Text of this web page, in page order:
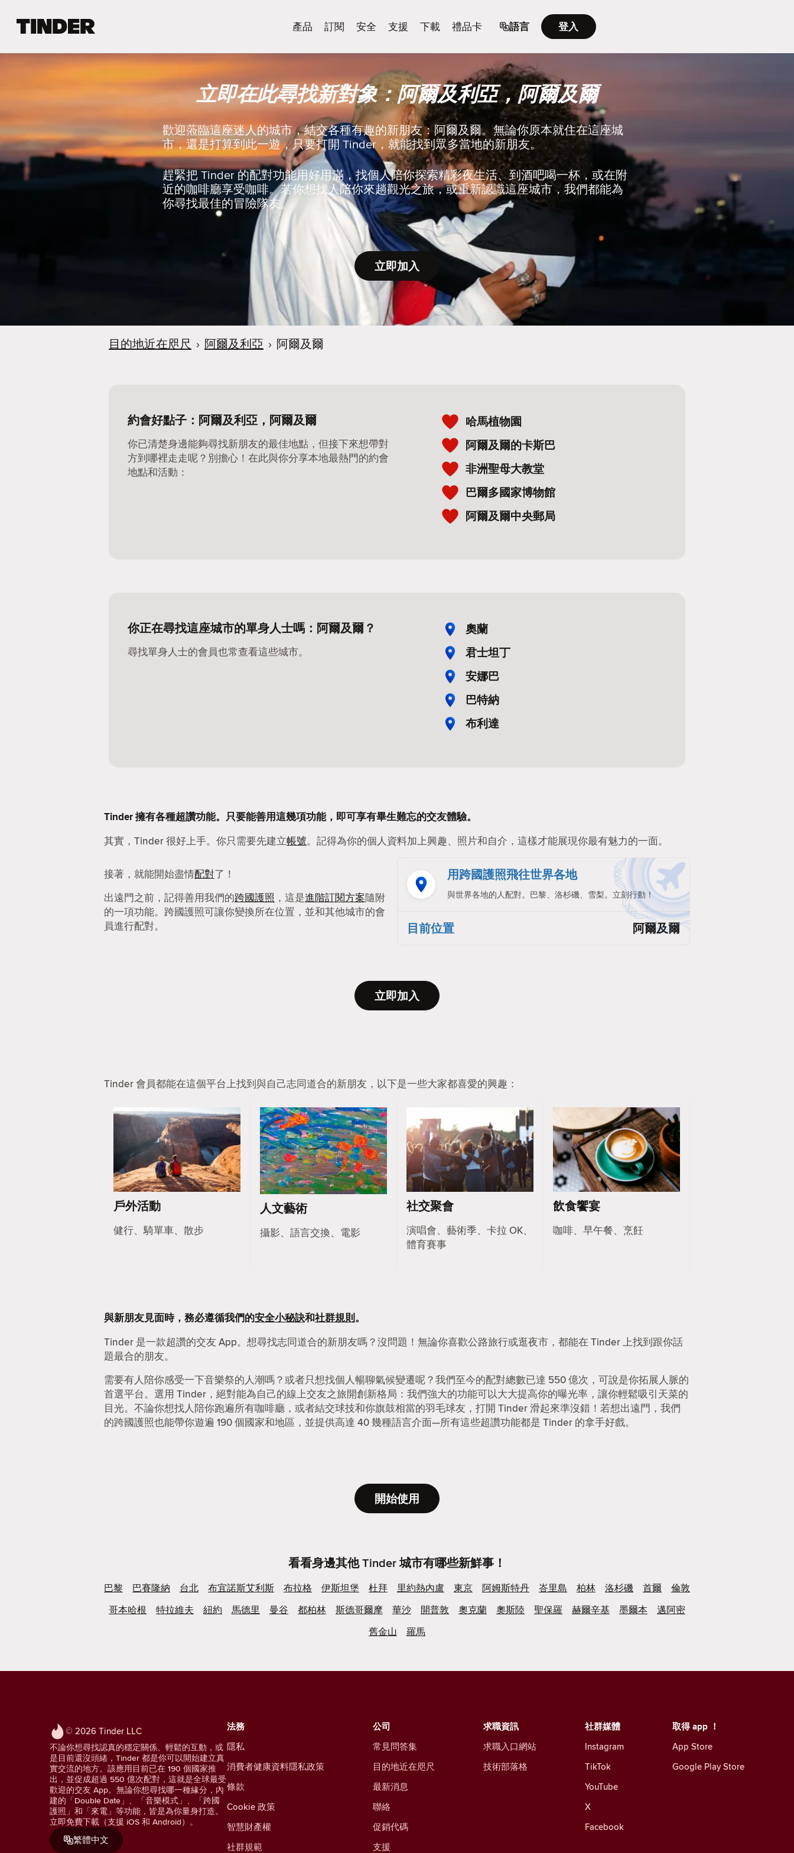
d
產品 訂閱 安全 支援 下載 禮品卡 語言 登入
立即在此尋找新對象：阿爾及利亞，阿爾及爾
歡迎蒞臨這座迷人的城市，結交各種有趣的新朋友：阿爾及爾。無論你原本就住在這座城
市，還是打算到此一遊，只要打開 Tinder，就能找到眾多當地的新朋友。
趕緊把 Tinder 的配對功能用好用滿，找個人陪你探索精彩夜生活、到酒吧喝一杯，或在附
近的咖啡廳享受咖啡。若你想找人陪你來趟觀光之旅，或重新認識這座城市，我們都能為
你尋找最佳的冒險隊友。
立即加入
目的地近在咫尺 › 阿爾及利亞 › 阿爾及爾
約會好點子：阿爾及利亞，阿爾及爾
你已清楚身邊能夠尋找新朋友的最佳地點，但接下來想帶對
方到哪裡走走呢？別擔心！在此與你分享本地最熱門的約會
地點和活動：
哈馬植物園
阿爾及爾的卡斯巴
非洲聖母大教堂
巴爾多國家博物館
阿爾及爾中央郵局
你正在尋找這座城市的單身人士嗎：阿爾及爾？
尋找單身人士的會員也常查看這些城市。
奧蘭
君士坦丁
安娜巴
巴特納
布利達
Tinder 擁有各種超讚功能。只要能善用這幾項功能，即可享有畢生難忘的交友體驗。
其實，Tinder 很好上手。你只需要先建立帳號。記得為你的個人資料加上興趣、照片和自介，這樣才能展現你最有魅力的一面。
接著，就能開始盡情配對了！
出遠門之前，記得善用我們的跨國護照 ，這是進階訂閱方案隨附
的一項功能。跨國護照可讓你變換所在位置，並和其他城市的會
員進行配對。
用跨國護照飛往世界各地
與世界各地的人配對。巴黎、洛杉磯、雪梨。立刻行動！
目前位置 阿爾及爾
立即加入
Tinder 會員都能在這個平台上找到與自己志同道合的新朋友，以下是一些大家都喜愛的興趣：
戶外活動
健行、騎單車、散步
人文藝術
攝影、語言交換、電影
社交聚會
演唱會、藝術季、卡拉 OK、
體育賽事
飲食饗宴
咖啡、早午餐、烹飪
與新朋友見面時，務必遵循我們的安全小秘訣和社群規則。
Tinder 是一款超讚的交友 App。想尋找志同道合的新朋友嗎？沒問題！無論你喜歡公路旅行或逛夜市，都能在 Tinder 上找到跟你話
題最合的朋友。
需要有人陪你感受一下音樂祭的人潮嗎？或者只想找個人暢聊氣候變遷呢？我們至今的配對總數已達 550 億次，可說是你拓展人脈的
首選平台。選用 Tinder，絕對能為自己的線上交友之旅開創新格局：我們強大的功能可以大大提高你的曝光率，讓你輕鬆吸引天菜的
目光。不論你想找人陪你跑遍所有咖啡廳，或者結交球技和你旗鼓相當的羽毛球友，打開 Tinder 滑起來準沒錯！若想出遠門，我們
的跨國護照也能帶你遊遍 190 個國家和地區，並提供高達 40 幾種語言介面—所有這些超讚功能都是 Tinder 的拿手好戲。
開始使用
看看身邊其他 Tinder 城市有哪些新鮮事！
巴黎 巴賽隆納 台北 布宜諾斯艾利斯 布拉格 伊斯坦堡 杜拜 里約熱內盧 東京 阿姆斯特丹 峇里島 柏林 洛杉磯 首爾
倫敦
哥本哈根
特拉維夫 紐約 馬德里 曼谷 都柏林 斯德哥爾摩 華沙 開普敦 奧克蘭 奧斯陸 聖保羅 赫爾辛基 墨爾本
邁阿密
舊金山
羅馬
© 2026 Tinder LLC
不論你想尋找認真的穩定關係、輕鬆的互動，或
是目前還沒頭緒，Tinder 都是你可以開始建立真
實交流的地方。該應用目前已在 190 個國家推
出，並促成超過 550 億次配對，這就是全球最受
歡迎的交友 App。無論你想尋找哪一種緣分，內
建的「Double Date」、「音樂模式」、「跨國
護照」和「來電」等功能，皆是為你量身打造。
立即免費下載（支援 iOS 和 Android）。
繁體中文
社群媒體
Instagram
TikTok
YouTube
X
Facebook
法務
隱私
消費者健康資料隱私政策
條款
Cookie 政策
智慧財產權
社群規範
求職資訊
求職入口網站
技術部落格
公司
常見問答集
目的地近在咫尺
最新消息
聯絡
促銷代碼
支援
取得 app ！
App Store
Google Play Store